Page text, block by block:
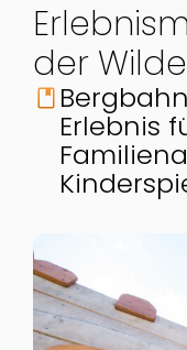
der
book
Erlebnis